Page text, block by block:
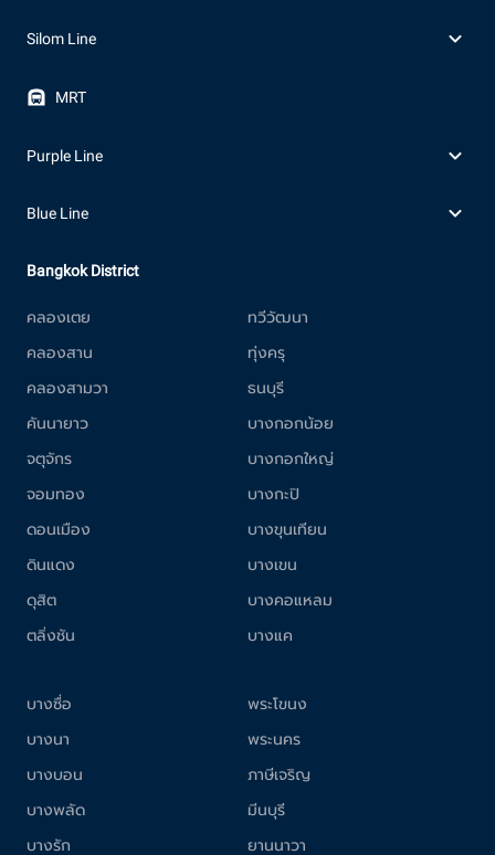
Silom Line
MRT
Purple Line
Blue Line
Bangkok District
คลองเตย
คลองสาน
คลองสามวา
คันนายาว
จตุจักร
จอมทอง
ดอนเมือง
ดินแดง
ดุสิต
ตลิ่งชัน
ทวีวัฒนา
ทุ่งครุ
ธนบุรี
บางกอกน้อย
บางกอกใหญ่
บางกะปิ
บางขุนเทียน
บางเขน
บางคอแหลม
บางแค
บางซื่อ
บางนา
บางบอน
บางพลัด
บางรัก
พระโขนง
พระนคร
ภาษีเจริญ
มีนบุรี
ยานนาวา